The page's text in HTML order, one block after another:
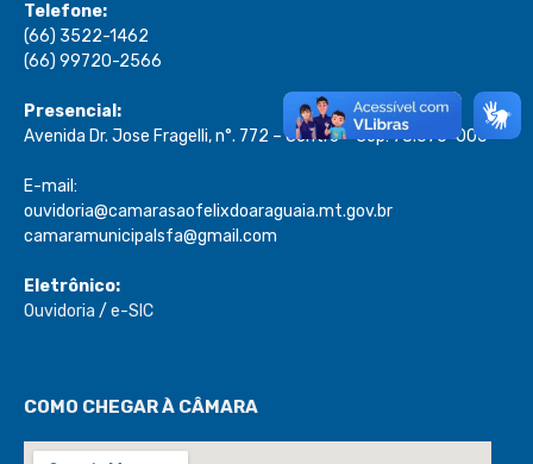
Telefone:
(66) 3522-1462
(66) 99720-2566
Presencial:
Avenida Dr. Jose Fragelli, n°. 772 – Centro – Cep: 78.670-000
E-mail:
ouvidoria@camarasaofelixdoaraguaia.mt.gov.br
camaramunicipalsfa@gmail.com
Eletrônico:
Ouvidoria / e-SIC
COMO CHEGAR À CÂMARA